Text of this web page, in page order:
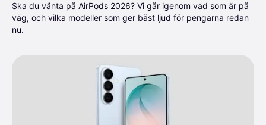
Ska du vänta på AirPods 2026? Vi går igenom vad som är på
väg, och vilka modeller som ger bäst ljud för pengarna redan
nu.